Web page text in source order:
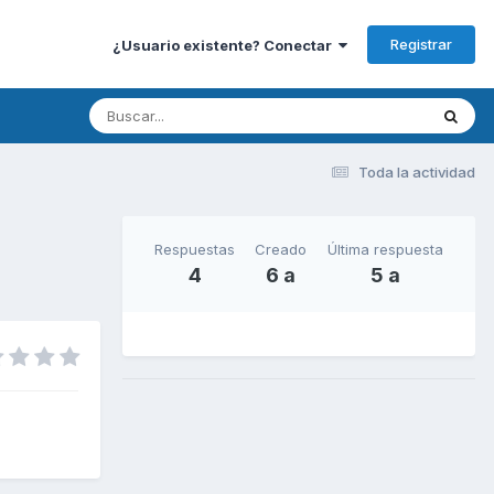
¿Usuario existente? Conectar Registrar
Toda la actividad
Respuestas
4
Creado
6 a
Última respuesta
5 a